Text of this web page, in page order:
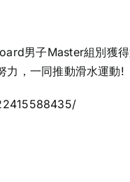
男子Master組別獲
力，一同推動滑水運動!